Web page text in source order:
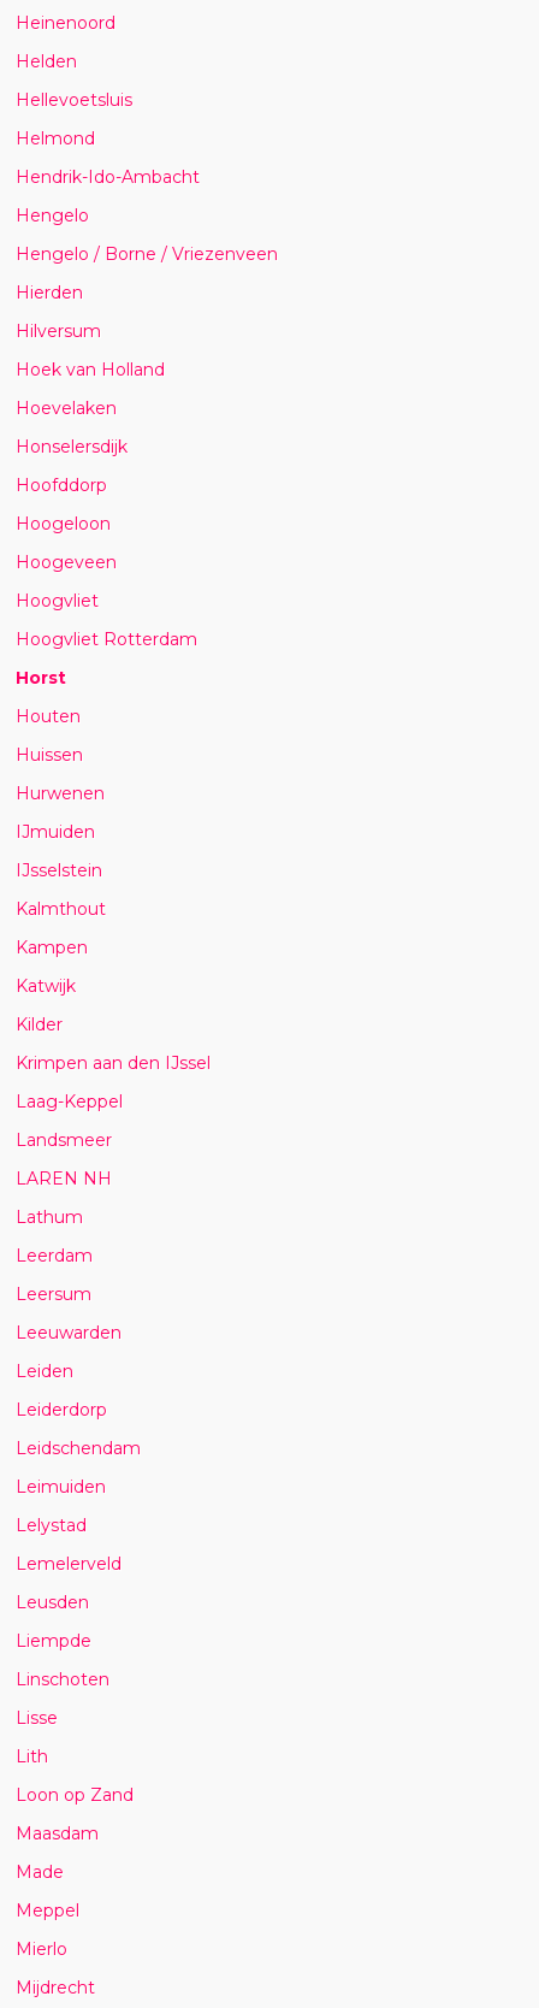
Heinenoord
Helden
Hellevoetsluis
Helmond
Hendrik-Ido-Ambacht
Hengelo
Hengelo / Borne / Vriezenveen
Hierden
Hilversum
Hoek van Holland
Hoevelaken
Honselersdijk
Hoofddorp
Hoogeloon
Hoogeveen
Hoogvliet
Hoogvliet Rotterdam
Horst
Houten
Huissen
Hurwenen
IJmuiden
IJsselstein
Kalmthout
Kampen
Katwijk
Kilder
Krimpen aan den IJssel
Laag-Keppel
Landsmeer
LAREN NH
Lathum
Leerdam
Leersum
Leeuwarden
Leiden
Leiderdorp
Leidschendam
Leimuiden
Lelystad
Lemelerveld
Leusden
Liempde
Linschoten
Lisse
Lith
Loon op Zand
Maasdam
Made
Meppel
Mierlo
Mijdrecht